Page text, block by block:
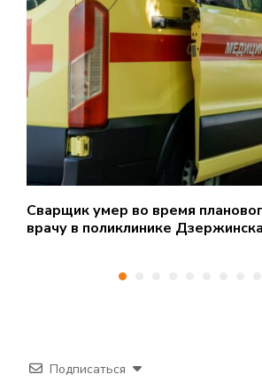
Сварщик умер во время
врачу в поликлинике Дзержинска
Подписаться